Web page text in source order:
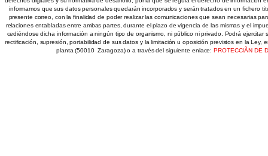
informamos que sus datos personales quedarán incorporados y serán tratados en un fichero
presente correo, con la finalidad de poder realizar las comunicaciones que sean necesarias
relaciones entabladas entre ambas partes, durante el plazo de vigencia de las mismas y el
cediéndose dicha información a ningún tipo de organismo, ni público ni privado. Podrá ejercitar
rectificación, supresión, portabilidad de sus datos y la limitación u oposición previstos en la Ley,
planta (50010  Zaragoza) o a través del siguiente enlace:PROTECCIÃN DE